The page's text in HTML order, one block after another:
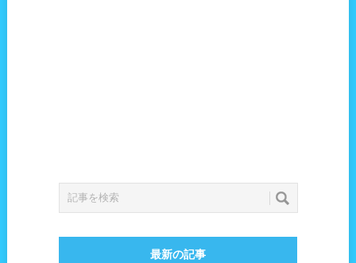
最新の記事